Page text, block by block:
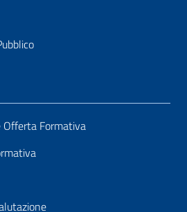
Offerta Formativa